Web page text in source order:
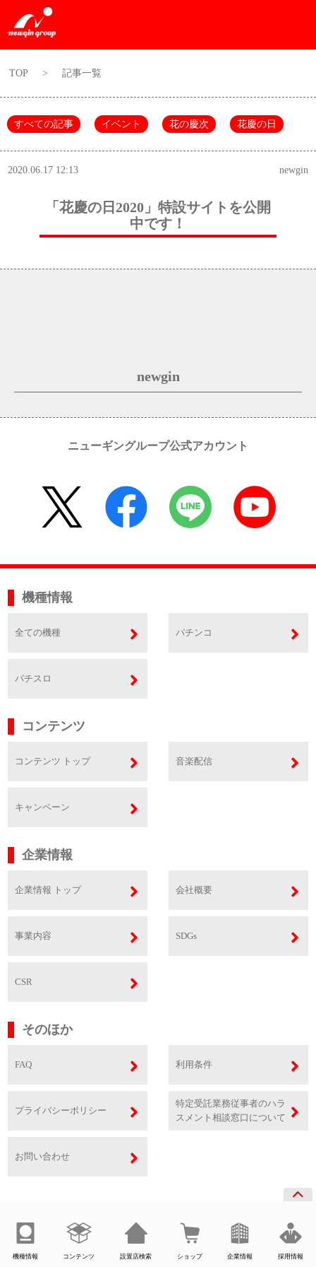
機種情報 コンテンツ 設置店検索 ショップ 企業情報 採用情報
TOP > 記事一覧
すべての記事 イベント 花の慶次 花慶の日
2020.06.17 12:13 newgin
「花慶の日2020」特設サイトを公開
中です！
newgin
ニューギングループ公式アカウント
機種情報
全ての機種 パチンコ
パチスロ
コンテンツ
コンテンツ トップ 音楽配信
キャンペーン
企業情報
企業情報 トップ 会社概要
事業内容 SDGs
CSR
そのほか
FAQ 利用条件
プライバシーポリシー
特定受託業務従事者のハラ
スメント相談窓口について
お問い合わせ